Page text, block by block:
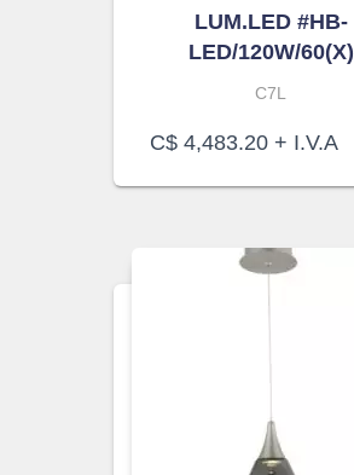
LUM.LED #HB-
LED/120W/60(X)
C7L
C$ 4,483.20 + I.V.A